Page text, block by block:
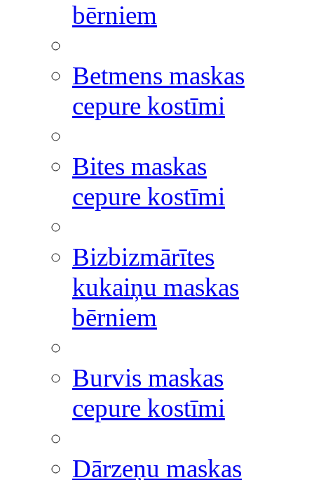
bērniem
Betmens maskas
cepure kostīmi
Bites maskas
cepure kostīmi
Bizbizmārītes
kukaiņu maskas
bērniem
Burvis maskas
cepure kostīmi
Dārzeņu maskas